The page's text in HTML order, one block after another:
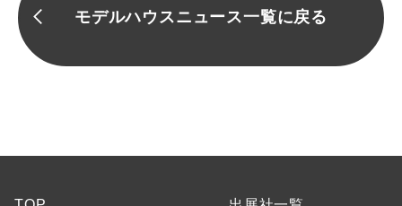
モデルハウスニュース一覧に戻る